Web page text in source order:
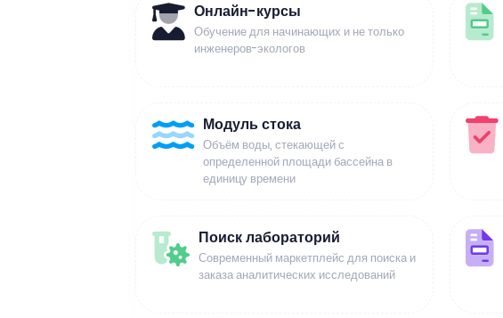
Онлайн-курсы
Обучение для начинающих и не только
инженеров-экологов
Модуль стока
Объём воды, стекающей с
определенной площади бассейна в
единицу времени
Поиск лабораторий
Современный маркетплейс для поиска и
заказа аналитических исследований